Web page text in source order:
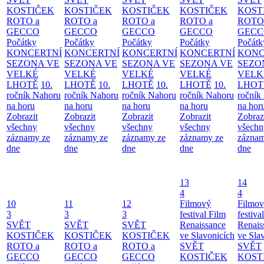
KOSTIČEK
ROTO a
GECCO
Počátky
KONCERTNÍ
SEZONA VE
VELKÉ
LHOTĚ 10.
ročník Nahoru
na horu
Zobrazit
všechny
záznamy ze
dne
KOSTIČEK
ROTO a
GECCO
Počátky
KONCERTNÍ
SEZONA VE
VELKÉ
LHOTĚ 10.
ročník Nahoru
na horu
Zobrazit
všechny
záznamy ze
dne
KOSTIČEK
ROTO a
GECCO
Počátky
KONCERTNÍ
SEZONA VE
VELKÉ
LHOTĚ 10.
ročník Nahoru
na horu
Zobrazit
všechny
záznamy ze
dne
KOSTIČEK
ROTO a
GECCO
Počátky
KONCERTNÍ
SEZONA VE
VELKÉ
LHOTĚ 10.
ročník Nahoru
na horu
Zobrazit
všechny
záznamy ze
dne
ročník
na
dne
10
3
SVĚT
KOSTIČEK
ROTO a
GECCO
11
3
SVĚT
KOSTIČEK
ROTO a
GECCO
12
3
SVĚT
KOSTIČEK
ROTO a
GECCO
13
4
Filmový
festival Film
Renaissance
ve Slavonicích
SVĚT
KOSTIČEK
14
4
ve
SVĚT